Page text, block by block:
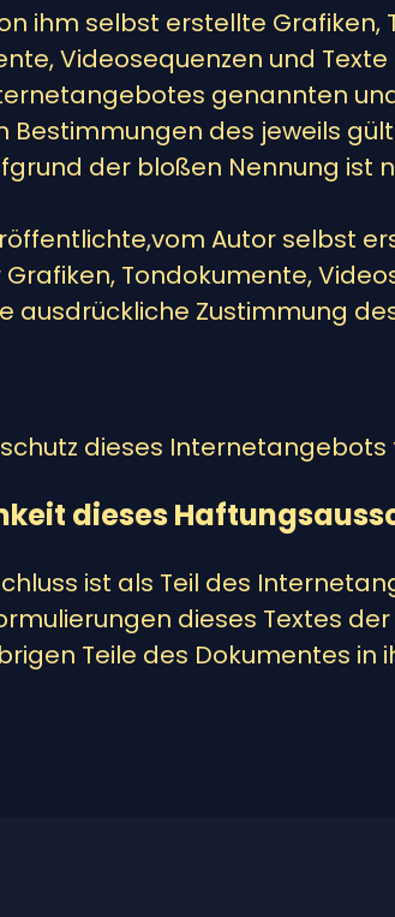
ihm selbst erstellte
Videosequenzen und Texte
genannten
Bestimmungen des jeweils
der bloßen Nennung ist
Autor selbst
Tondokumente,
ausdrückliche Zustimmung
dieses Internetangebots
dieses
ist als Teil des
dieses Textes
Teile des Dokumentes